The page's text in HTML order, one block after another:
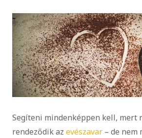
Segíteni mindenképpen kell, mert
rendeződik az evészavar – de nem